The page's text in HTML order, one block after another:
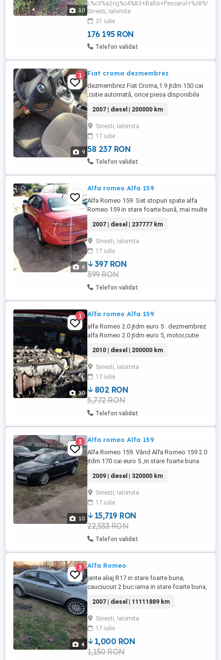
10 Sinesti, Ialomita
31 iulie
176 195 RON
Telefon validat
9
1 Fiat croma dezmembrez
dezmembrez Fiat Croma,1.9 jtdm 150 cai
,cutie automată, orice piesa disponibila
planetare, fuzete, bascule, elemente
caroserie etc Alex
2007 | diesel | 200000 km
Sinesti, Ialomita
17 iulie
58 237 RON
Telefon validat
6
Alfa romeo Alfa 159
Alfa Romeo 159. Set stopuri spate alfa
Romeo 159 in stare foarte bună, mai multe
2007 | diesel | 237777 km
Sinesti, Ialomita
17 iulie
397 RON
399 RON
Telefon validat
10
1 Alfa romeo Alfa 159
alfa Romeo 2.0 jtdm euro 5 . dezmembrez
alfa Romeo 2.0 jtdm euro 5, motor,cutie
facelift etrieri brembo discuri 305,
accesorii motor, alternator, electromotor,
injectoare, etc
2010 | diesel | 200000 km
Sinesti, Ialomita
17 iulie
802 RON
5,772 RON
Telefon validat
10
3 Alfa romeo Alfa 159
Alfa Romeo 159. Vând Alfa Romeo 159 2.0
jtdm 170 cai euro 5 ,in stare foarte buna
proprietar in acte ,toate actele la zi , mai
multe detalii la telefon. Alex. preț ușor
negociabil, se vinde doar cu perfectarea
actelor. ms
2009 | diesel | 320000 km
Sinesti, Ialomita
17 iulie
15,719 RON
22,533 RON
Telefon validat
4
3 Alfa Romeo
jante aliaj R17 in stare foarte buna,
cauciucuri 2 buc iarna in stare foarte buna,
2007 | diesel | 11111889 km
Sinesti, Ialomita
17 iulie
1,000 RON
1,150 RON